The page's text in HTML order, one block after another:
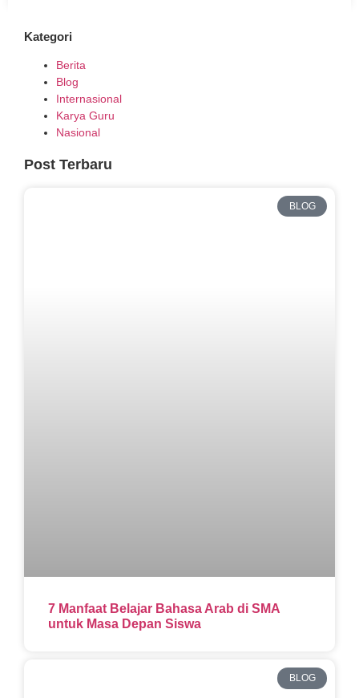
Kategori
Berita
Blog
Internasional
Karya Guru
Nasional
Post Terbaru
BLOG
7 Manfaat Belajar Bahasa Arab di SMA
untuk Masa Depan Siswa
BLOG